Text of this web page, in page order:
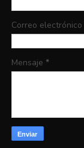
Correo electrónico
Mensaje *